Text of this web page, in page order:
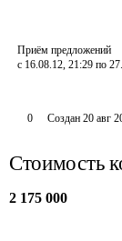
Приём предложений
с 16.08.12, 21:29 по
0 Создан 20 авг
Стоимость
2 175 000